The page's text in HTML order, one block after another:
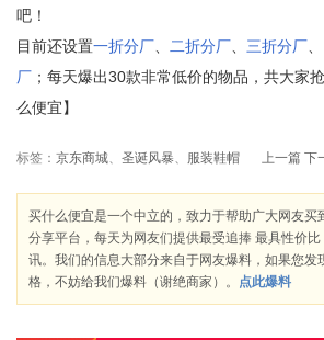
吧！
目前还设置一折分厂 二折分厂 三折分厂
厂 ；每天爆出30款非常低价的物品，共大家
么便宜】
标签： 京东商城、 圣诞风暴、 服装鞋帽 上一篇 下
买什么便宜是一个中立的，致力于帮助广大网友买
分享平台，每天为网友们提供最受追捧 最具性价
讯。我们的信息大部分来自于网友爆料，如果您发
格，不妨给我们爆料（谢绝商家）。 点此爆料